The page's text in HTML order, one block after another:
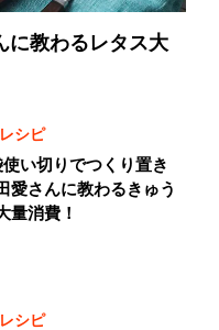
に教わるレタス大
レシピ
使い切りでつくり置き
愛さんに教わるきゅう
量消費！
レシピ